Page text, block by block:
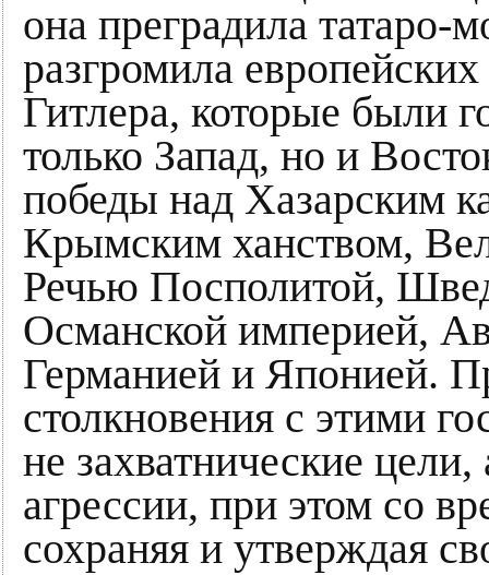
она преградила татаро-
разгромила
Гитлера, которые были
только Запад, но и
победы над Хазарским
Крымским ханством,
Речью Посполитой,
Османской империей,
Германией и Японией.
столкновения с этими
не захватнические
агрессии, при этом со
сохраняя и утверждая